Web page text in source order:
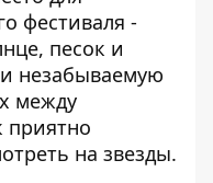
фестиваля -
песок и
незабываемую
между
приятно
на звезды.